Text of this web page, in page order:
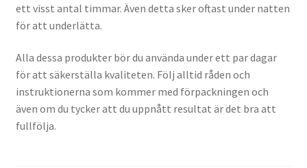
ett visst antal timmar. Även detta sker oftast under natten
för att underlätta.
Alla dessa produkter bör du använda under ett par dagar
för att säkerställa kvaliteten. Följ alltid råden och
instruktionerna som kommer med förpackningen och
även om du tycker att du uppnått resultat är det bra att
fullfölja.